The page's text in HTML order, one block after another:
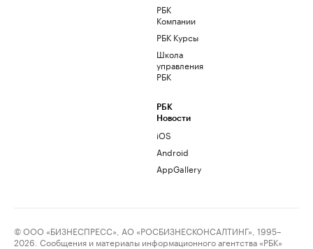
РБК
Компании
РБК Курсы
Школа
управления
РБК
РБК
Новости
iOS
Android
AppGallery
© ООО «БИЗНЕСПРЕСС», АО «РОСБИЗНЕСКОНСАЛТИНГ», 1995–
2026. Сообщения и материалы информационного агентства «РБК»